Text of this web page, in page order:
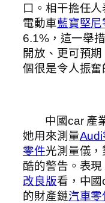
口。相干擔任
電動車藍寶堅尼
6.1%，這一舉
開放、更可預
個很是令人振
中國car 產
她用來測量Audi
零件光測量儀
酷的警告。表
改良版看，中國
的財產鏈汽車零